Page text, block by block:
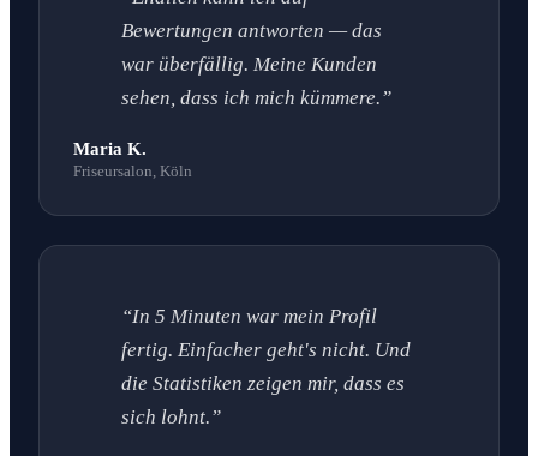
Bewertungen antworten — das
war überfällig. Meine Kunden
sehen, dass ich mich kümmere.”
Maria K.
Friseursalon, Köln
“In 5 Minuten war mein Profil
fertig. Einfacher geht's nicht. Und
die Statistiken zeigen mir, dass es
sich lohnt.”